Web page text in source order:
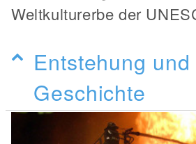
Weltkulturerbe der
Entstehung und
Geschichte